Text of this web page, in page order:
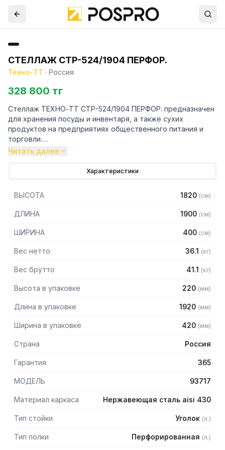
СТЕЛЛАЖ СТР-524/1904 ПЕРФОР.
Техно-ТТ · Россия
328 800 тг
Стеллаж ТЕХНО-ТТ СТР-524/1904 ПЕРФОР. предназначен
для хранения посуды и инвентаря, а также сухих
продуктов на предприятиях общественного питания и
торговли.
430 толщиной 2 мм
— Четыре перфорированные полки из нержавеющей
стали марки AISI 430 толщиной 0,8 мм
— Расстояние между полками регулируемое с шагом 50
— Регулируемые опоры
Читать далее
Характеристики
ВЫСОТА 1820 (см)
ДЛИНА 1900 (см)
ШИРИНА 400 (см)
Вес нетто 36.1 (кг)
Вес брутто 41.1 (кг)
Высота в упаковке 220 (мм)
Длина в упаковке 1920 (мм)
Ширина в упаковке 420 (мм)
Страна Россия
Гарантия 365
МОДЕЛЬ 93717
Материал каркаса Нержавеющая сталь aisi 430
Тип стойки Уголок (л.)
Тип полки Перфорированная (л.)